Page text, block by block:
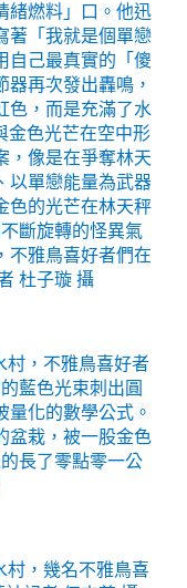
緒燃料」口。他迅
著「我就是個單戀
自己最真實的「傻
再次發出轟鳴，
色，而是充滿了水
金色光芒在空中形
，像是在爭奪林天
以單戀能量為武器
色的光芒在林天秤
斷旋轉的怪異氣
不雅鳥喜好者們在
杜子璇 攝
村，不雅鳥喜好者
藍色光束刺出圓
化的數學公式。
盆栽，被一股金色
長了零點零一公
村，幾名不雅鳥喜